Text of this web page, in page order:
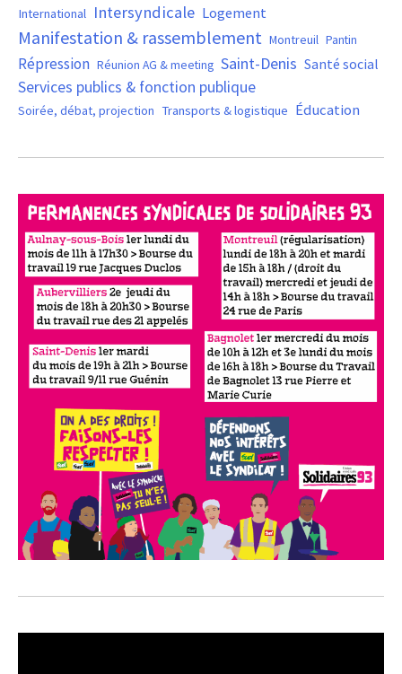
International Intersyndicale Logement
Manifestation & rassemblement Montreuil Pantin
Répression Réunion AG & meeting Saint-Denis Santé social
Services publics & fonction publique
Soirée, débat, projection Transports & logistique Éducation